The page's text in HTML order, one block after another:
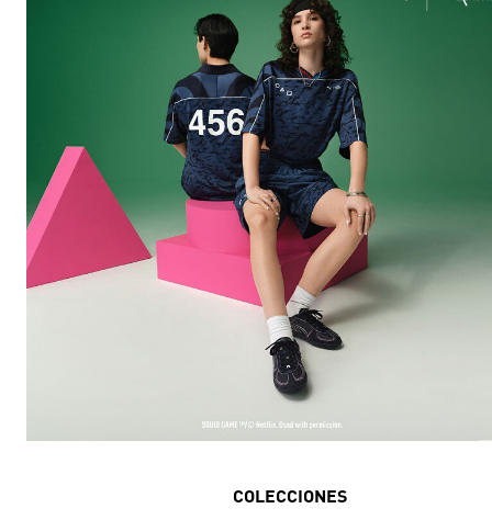
COLECCIONES